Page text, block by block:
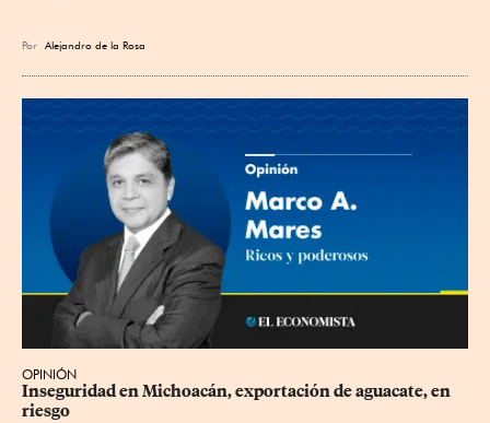
Por Alejandro de la Rosa
OPINIÓN
Inseguridad en Michoacán, exportación de aguacate, en
riesgo